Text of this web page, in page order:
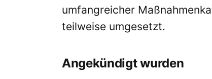
umfangreicher
teilweise umgesetzt.
Angekündigt wurden